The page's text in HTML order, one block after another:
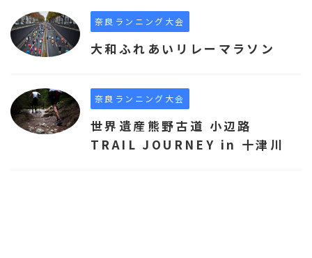
奈良ランニング大会
大和ふれあいリレーマラソン
奈良ランニング大会
世界遺産熊野古道 小辺路
TRAIL JOURNEY in 十津川